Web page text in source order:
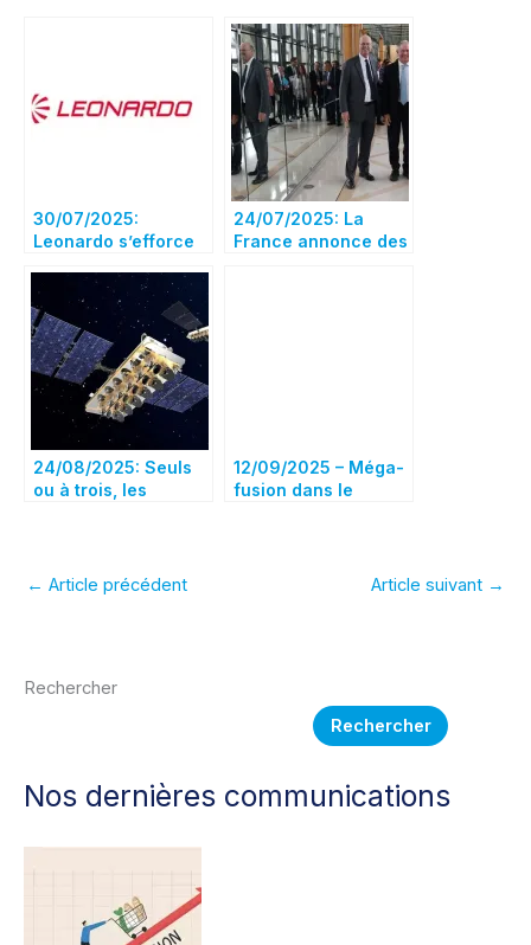
30/07/2025:
Leonardo s’efforce
géant spatial avec
Airbus et Thales,
selon son PDG
24/07/2025: La
France annonce des
24/08/2025: Seuls
ou à trois, les
12/09/2025 – Méga-
fusion dans le
← Article précédent Article suivant →
Rechercher
Rechercher
Nos dernières communications